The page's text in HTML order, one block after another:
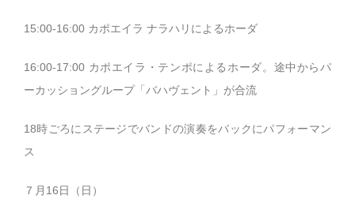
15:00-16:00 カポエイラ ナラハリによるホーダ
16:00-17:00 カポエイラ・テンポによるホーダ。途中からパ
ーカッショングループ「バハヴェント」が合流
18時ごろにステージでバンドの演奏をバックにパフォーマン
ス
７月16日（日）